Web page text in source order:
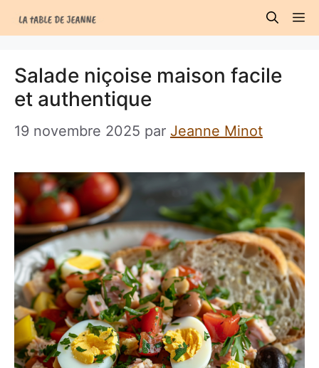
au
Salade niçoise maison facile
et authentique
19 novembre 2025 par Jeanne Minot